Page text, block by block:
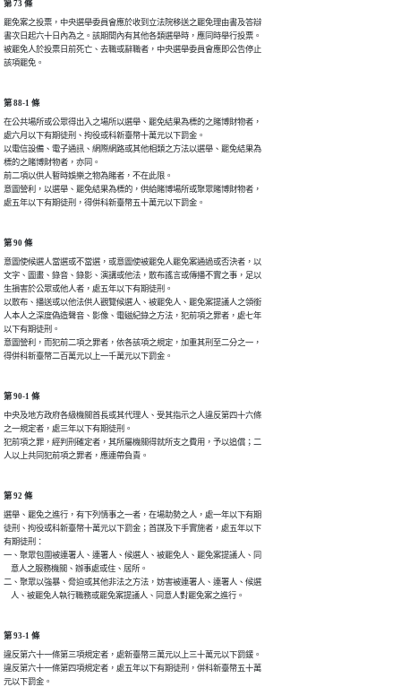
第 73 條
罷免案之投票，中央選舉委員會應於收到立法院移送之罷免理由書及答辯
書次日起六十日內為之。該期間內有其他各類選舉時，應同時舉行投票。
被罷免人於投票日前死亡、去職或辭職者，中央選舉委員會應即公告停止
該項罷免。
第 88-1 條
在公共場所或公眾得出入之場所以選舉、罷免結果為標的之賭博財物者，
處六月以下有期徒刑、拘役或科新臺幣十萬元以下罰金。
以電信設備、電子通訊、網際網路或其他相類之方法以選舉、罷免結果為
標的之賭博財物者，亦同。
前二項以供人暫時娛樂之物為賭者，不在此限。
意圖營利，以選舉、罷免結果為標的，供給賭博場所或聚眾賭博財物者，
處五年以下有期徒刑，得併科新臺幣五十萬元以下罰金。
第 90 條
意圖使候選人當選或不當選，或意圖使被罷免人罷免案通過或否決者，以
文字、圖畫、錄音、錄影、演講或他法，散布謠言或傳播不實之事，足以
生損害於公眾或他人者，處五年以下有期徒刑。
以散布、播送或以他法供人觀覽候選人、被罷免人、罷免案提議人之領銜
人本人之深度偽造聲音、影像、電磁紀錄之方法，犯前項之罪者，處七年
以下有期徒刑。
意圖營利，而犯前二項之罪者，依各該項之規定，加重其刑至二分之一，
得併科新臺幣二百萬元以上一千萬元以下罰金。
第 90-1 條
中央及地方政府各級機關首長或其代理人、受其指示之人違反第四十六條
之一規定者，處三年以下有期徒刑。
犯前項之罪，經判刑確定者，其所屬機關得就所支之費用，予以追償；二
人以上共同犯前項之罪者，應連帶負責。
第 92 條
選舉、罷免之進行，有下列情事之一者，在場助勢之人，處一年以下有期
徒刑、拘役或科新臺幣十萬元以下罰金；首謀及下手實施者，處五年以下
有期徒刑：
一、聚眾包圍被連署人、連署人、候選人、被罷免人、罷免案提議人、同
    意人之服務機關、辦事處或住、居所。
二、聚眾以強暴、脅迫或其他非法之方法，妨害被連署人、連署人、候選
    人、被罷免人執行職務或罷免案提議人、同意人對罷免案之進行。
第 93-1 條
違反第六十一條第三項規定者，處新臺幣三萬元以上三十萬元以下罰鍰。
違反第六十一條第四項規定者，處五年以下有期徒刑，併科新臺幣五十萬
元以下罰金。